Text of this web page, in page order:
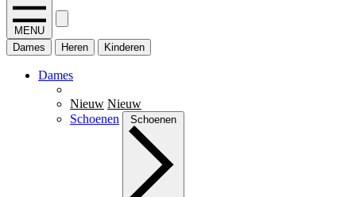
MENU
Dames
Heren Kinderen
Dames
Nieuw Nieuw
Schoenen
Schoenen